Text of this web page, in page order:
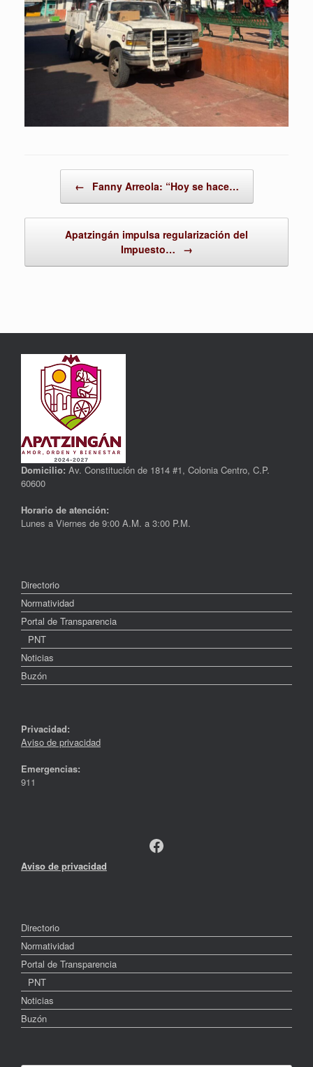
← Fanny Arreola: “Hoy se hace…
Apatzingán impulsa regularización del
Impuesto…
→
Domicilio: Av. Constitución de 1814 #1, Colonia Centro, C.P.
60600
Horario de atención:
Lunes a Viernes de 9:00 A.M. a 3:00 P.M.
Directorio
Normatividad
Portal de Transparencia
PNT
Noticias
Buzón
Privacidad:
Aviso de privacidad
Emergencias:
911
Facebook
Aviso de privacidad
Directorio
Normatividad
Portal de Transparencia
PNT
Noticias
Buzón